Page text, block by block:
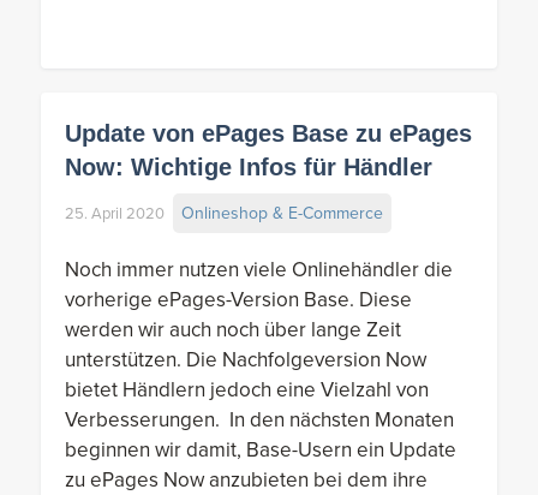
Update von ePages Base zu ePages
Now: Wichtige Infos für Händler
25. April 2020 Onlineshop & E-Commerce
Noch immer nutzen viele Onlinehändler die
vorherige ePages-Version Base. Diese
werden wir auch noch über lange Zeit
unterstützen. Die Nachfolgeversion Now
bietet Händlern jedoch eine Vielzahl von
Verbesserungen. In den nächsten Monaten
beginnen wir damit, Base-Usern ein Update
zu ePages Now anzubieten bei dem ihre